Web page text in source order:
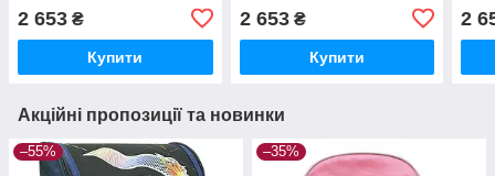
2 653 ₴
Купити
970519
2 653₴
Купити
2
Акційні пропозиції та новинки
–55% –35%